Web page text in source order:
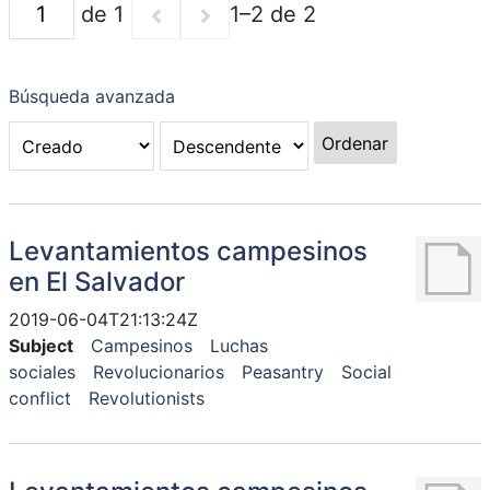
de 1 1–2 de 2
Búsqueda avanzada
Ordenar
Levantamientos campesinos
en El Salvador
2019-06-04T21:13:24Z
Subject
Campesinos
Luchas
sociales
Revolucionarios Peasantry
Social
conflict
Revolutionists